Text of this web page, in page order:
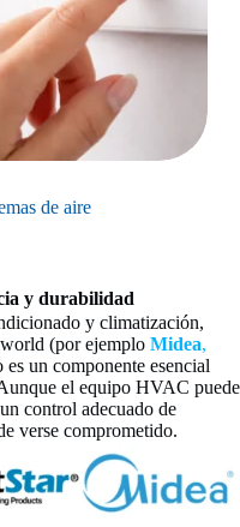
de aire
y durabilidad
y climatización,
(por ejemplo Midea,
es un componente esencial
el equipo HVAC puede
control adecuado de
verse comprometido.